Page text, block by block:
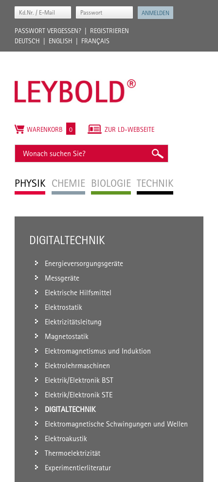
PASSWORT VERGESSEN?
REGISTRIEREN
DEUTSCH
ENGLISH FRANÇAIS
PHYSIK CHEMIE BIOLOGIE TECHNIK
ZUR LD-WEBSEITE
WARENKORB 0
DIGITALTECHNIK
Energieversorgungsgeräte
Messgeräte
Elektrische Hilfsmittel
Elektrostatik
Elektrizitätsleitung
Magnetostatik
Elektromagnetismus und Induktion
Elektrolehrmaschinen
Elektrik/Elektronik BST
Elektrik/Elektronik STE
DIGITALTECHNIK
Elektromagnetische Schwingungen und Wellen
Elektroakustik
Thermoelektrizität
Experimentierliteratur